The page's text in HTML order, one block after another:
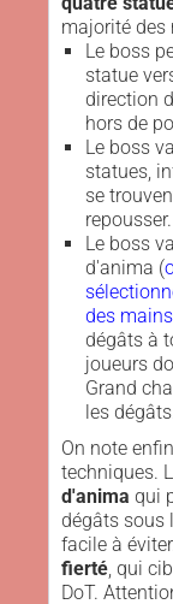
majorité des
Le boss
statue
direction
hors de
Le boss
statues,
se
repousser.
Le boss
d'anima (
des
dégâts à
joueurs
Grand
les
On note
techniques.
d'anima qui
dégâts sous
facile à
fierté, qui
DoT.